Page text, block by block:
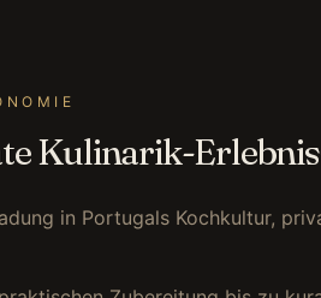
Kulinarik-
in Portugals Kochkultur,